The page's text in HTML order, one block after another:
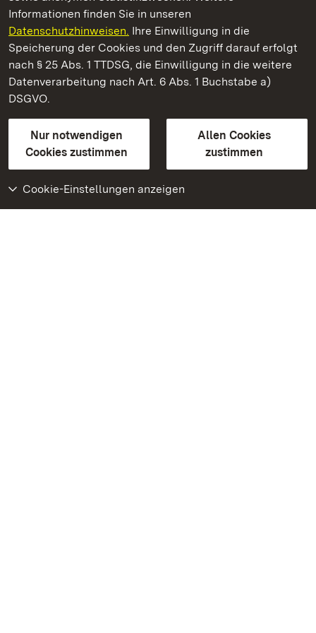
Informationen finden Sie in unseren
Datenschutzhinweisen. Ihre Einwilligung in die
Speicherung der Cookies und den Zugriff darauf erfolgt
nach § 25 Abs. 1 TTDSG, die Einwilligung in die weitere
Datenverarbeitung nach Art. 6 Abs. 1 Buchstabe a)
DSGVO.
Nur notwendigen
Cookies zustimmen
Allen Cookies
zustimmen
Cookie-Einstellungen anzeigen
Römische Badruine Badenweiler
Staatliche Schlösser und Gärten Baden-Württemberg
Kontakt
GebärdenspracheLeichte Sprache
Erklärung zur Barrierefreiheit
BITV-konform (geprüfte Seiten)
Weiteres